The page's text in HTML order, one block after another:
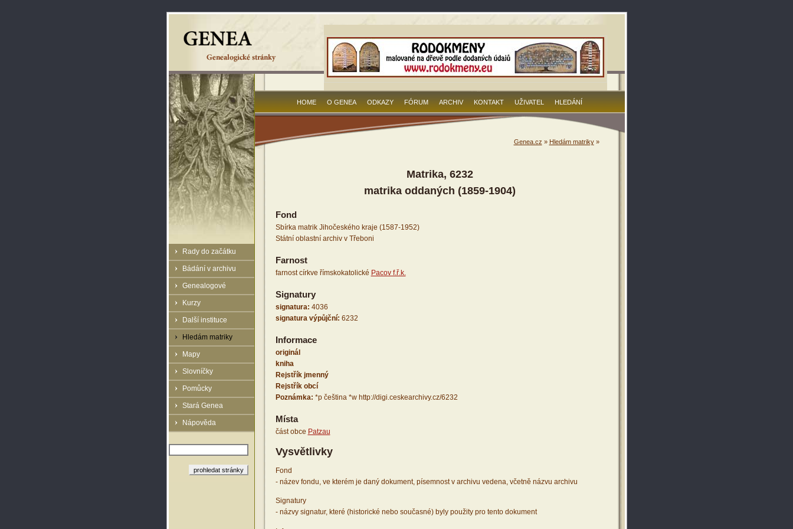
Rady do začátku
Bádání v archivu
Genealogové
Kurzy
Další instituce
Hledám matriky
Mapy
Slovníčky
Pomůcky
Stará Genea
Nápověda
HOME O GENEA ODKAZY FÓRUM ARCHIV KONTAKT UŽIVATEL HLEDÁNÍ
Genea.cz » Hledám matriky»
Matrika, 6232
matrika oddaných (1859-1904)
Fond
Sbírka matrik Jihočeského kraje (1587-1952)
Státní oblastní archiv v Třeboni
Farnost
farnost církve římskokatolické Pacov f.ř.k.
Signatury
signatura: 4036
signatura výpůjční: 6232
Informace
originál
kniha
Rejstřík jmenný
Rejstřík obcí
Poznámka: *p čeština *w http://digi.ceskearchivy.cz/6232
Místa
část obce Patzau
Vysvětlivky
Fond
- název fondu, ve kterém je daný dokument, písemnost v archivu vedena, včetně názvu archivu
Signatury
- názvy signatur, které (historické nebo současné) byly použity pro tento dokument